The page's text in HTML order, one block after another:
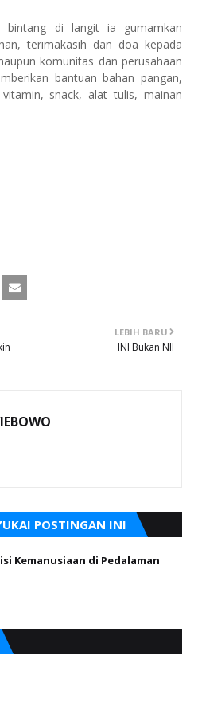
bintang di langit ia gumamkan
terimakasih dan doa kepada
komunitas dan perusahaan
bantuan bahan pangan,
snack, alat tulis, mainan
LEBIH BARU
INI Bukan NII
POSTINGAN INI
Kemanusiaan di Pedalaman